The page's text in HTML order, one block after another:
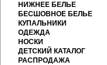
НИЖНЕЕ БЕЛЬЕ
БЕСШОВНОЕ БЕЛЬЕ
КУПАЛЬНИКИ
ОДЕЖДА
НОСКИ
ДЕТСКИЙ КАТАЛОГ
РАСПРОДАЖА